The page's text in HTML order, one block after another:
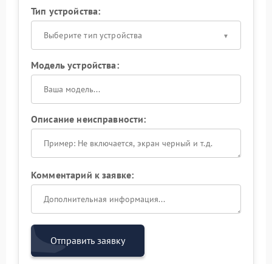
Тип устройства:
Выберите тип устройства
Модель устройства:
Описание неисправности:
Комментарий к заявке:
Отправить заявку